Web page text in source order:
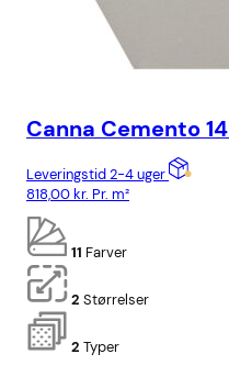
Canna Cemento
Leveringstid 2-4 uger
818,00kr. Pr. m²
11 Farver
2 Størrelser
2 Typer